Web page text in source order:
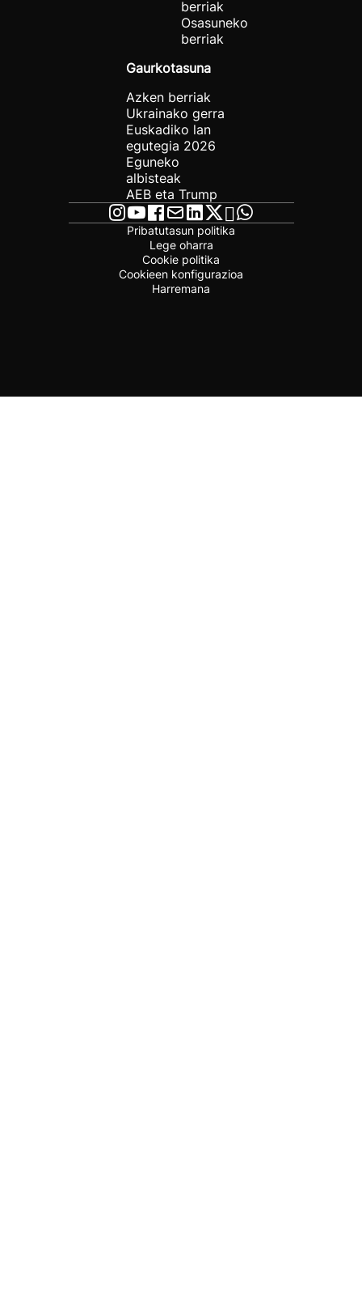
berriak
Osasuneko
berriak
Gaurkotasuna
Azken berriak
Ukrainako gerra
Euskadiko lan
egutegia 2026
Eguneko
albisteak
AEB eta Trump
Pribatutasun politika
Lege oharra
Cookie politika
Cookieen konfigurazioa
Harremana